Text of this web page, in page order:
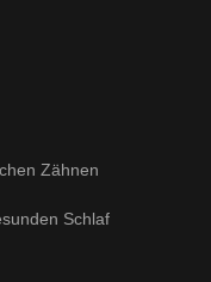
Zähnen
Schlaf